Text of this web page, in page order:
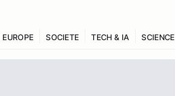
EUROPE SOCIETE TECH & IA SCIENCE